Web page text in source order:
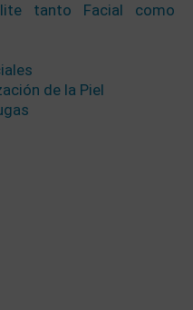
tanto Facial como
de la Piel